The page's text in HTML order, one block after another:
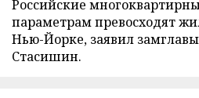
Российские
параметрам превосходят
Нью-Йорке, заявил
Стасишин.